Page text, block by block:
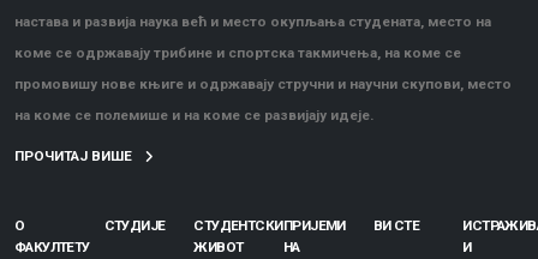
настава и развија наука већ и место окупљања студената, место на
коме се одржавају трибине и спортска такмичења, на коме се
промовишу нове књиге и одржавају стручни и научни скупови, место
на коме се полемише и на коме се развијају идеје.
ПРОЧИТАЈ ВИШЕ
О
ФАКУЛТЕТУ
СТУДИЈЕ
СТУДЕНТСКИ
ЖИВОТ
ПРИЈЕМИ
НА
ВИ СТЕ
И